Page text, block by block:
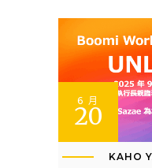
6 月
20
KAHO